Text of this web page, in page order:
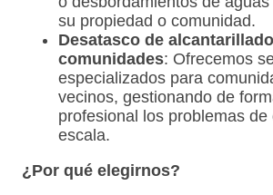
su propiedad o comunidad.
Desatasco de
comunidades: Ofrecemos
especializados para
vecinos, gestionando de
profesional los problemas de
escala.
¿Por qué elegirnos?